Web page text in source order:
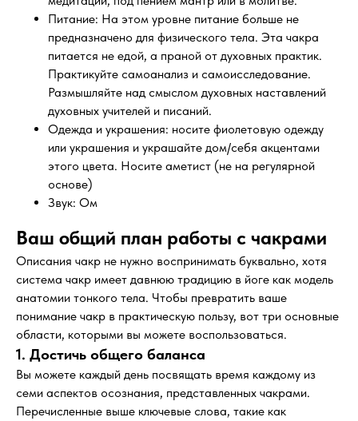
Питание: На этом уровне питание больше не
предназначено для физического тела. Эта чакра
питается не едой, а праной от духовных практик.
Практикуйте самоанализ и самоисследование.
Размышляйте над смыслом духовных наставлений
духовных учителей и писаний.
Одежда и украшения: носите фиолетовую одежду
или украшения и украшайте дом/себя акцентами
этого цвета. Носите аметист (не на регулярной
основе)
Звук: Ом
Ваш общий план работы с чакрами
Описания чакр не нужно воспринимать буквально, хотя
система чакр имеет давнюю традицию в йоге как модель
анатомии тонкого тела. Чтобы превратить ваше
понимание чакр в практическую пользу, вот три основные
области, которыми вы можете воспользоваться.
1. Достичь общего баланса
Вы можете каждый день посвящать время каждому из
семи аспектов осознания, представленных чакрами.
Перечисленные выше ключевые слова, такие как